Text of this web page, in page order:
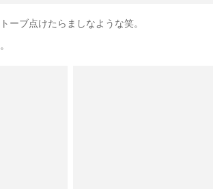
ーブ点けたらましなような笑。